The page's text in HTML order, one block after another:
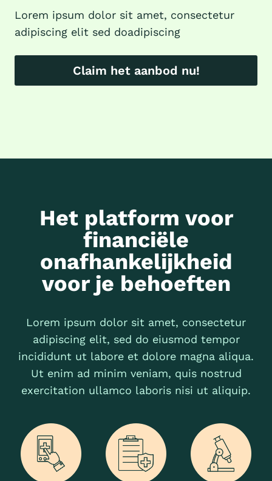
Lorem ipsum dolor sit amet, consectetur
adipiscing elit sed doadipiscing
Claim het aanbod nu!
Het platform voor
financiële
onafhankelijkheid
voor je behoeften
Lorem ipsum dolor sit amet, consectetur
adipiscing elit, sed do eiusmod tempor
incididunt ut labore et dolore magna aliqua.
Ut enim ad minim veniam, quis nostrud
exercitation ullamco laboris nisi ut aliquip.